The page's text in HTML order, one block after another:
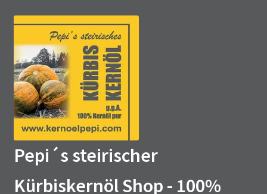
Zur
Navigation
springen
Zum
springen
Pepi´s steirischer
Kürbiskernöl Shop - 100%